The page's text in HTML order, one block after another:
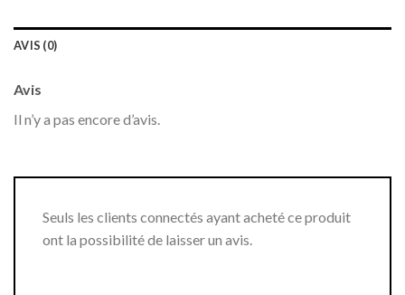
AVIS (0)
Avis
Il n’y a pas encore d’avis.
Seuls les clients connectés ayant acheté ce produit
ont la possibilité de laisser un avis.